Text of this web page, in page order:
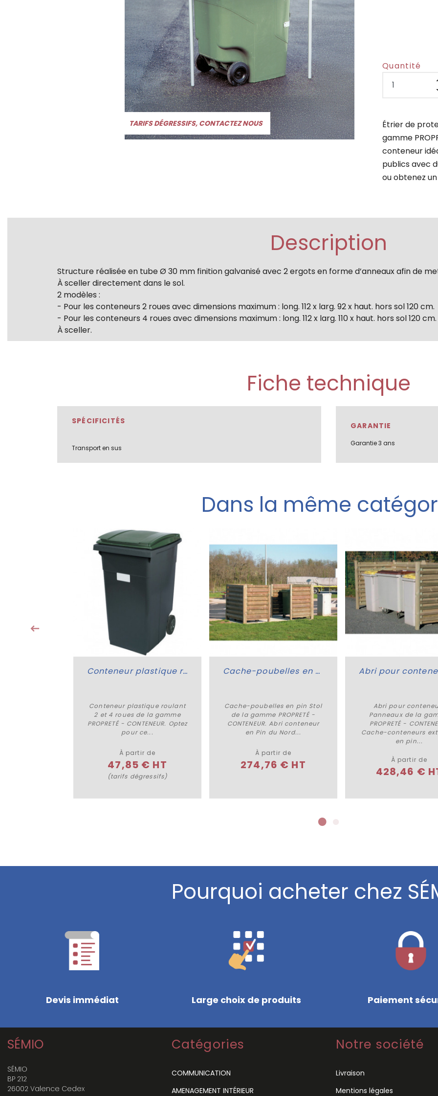
TARIFS DÉGRESSIFS, CONTACTEZ NOUS
Quantité
Étrier de
gamme
conteneur
publics avec
ou obtenez
Description
Structure réalisée en tube Ø 30 mm finition galvanisé avec 2 ergots en forme d’anneaux afin de
À sceller directement dans le sol.
2 modèles :
- Pour les conteneurs 2 roues avec dimensions maximum : long. 112 x larg. 92 x haut. hors sol 120 cm.
- Pour les conteneurs 4 roues avec dimensions maximum : long. 112 x larg. 110 x haut. hors sol 120 cm.
À sceller.
Fiche technique
SPÉCIFICITÉS
Transport en sus
GARANTIE
Garantie 3 ans
Dans la même
Plus de détails
Conteneur plastique roulant 2 et 4 roues
Conteneur plastique roulant
2 et 4 roues de la gamme
PROPRETÉ - CONTENEUR. Optez
pour ce...
À partir de
47,85 € HT
(tarifs dégressifs)
Plus de détails
Cache-poubelles en pin Stol
Cache-poubelles en pin Stol
de la gamme PROPRETÉ -
CONTENEUR. Abri conteneur
en Pin du Nord...
À partir de
274,76 € HT
Plus de détails
Abri pour
Panneaux de la
PROPRETÉ -
Cache-conteneurs
en pin...
À partir de
428,46 €
Pourquoi acheter chez
Devis immédiat Large choix de produits Paiement
SÉMIO
SÉMIO
BP 212
26002 Valence Cedex
Catégories
COMMUNICATION
AMENAGEMENT INTÉRIEUR
Notre société
Livraison
Mentions légales